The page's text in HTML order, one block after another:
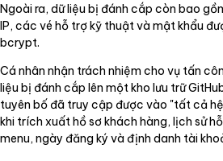
Ngoài ra, dữ liệu bị đánh cắp còn bao
IP, các vé hỗ trợ kỹ thuật và mật khẩu
bcrypt.
Cá nhân nhận trách nhiệm cho vụ tấn
liệu bị đánh cắp lên một kho lưu trữ
tuyên bố đã truy cập được vào "tất cả
khi trích xuất hồ sơ khách hàng, lịch sử
menu, ngày đăng ký và định danh tài